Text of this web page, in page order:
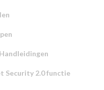
Security 2.0 functie